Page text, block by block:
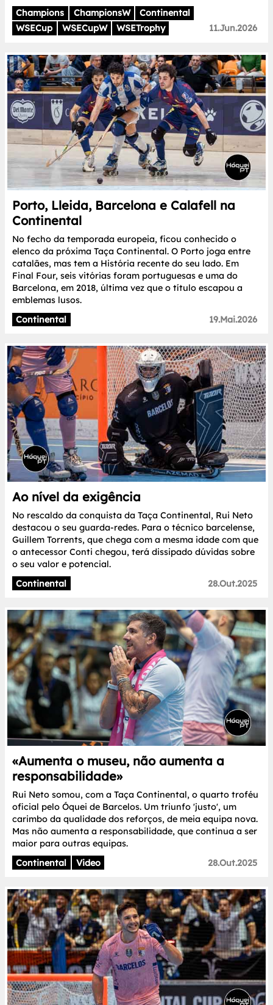
Champions
ChampionsW
Continental
WSECup
WSECupW WSETrophy 11.Jun.2026
Porto, Lleida, Barcelona e Calafell na
Continental
No fecho da temporada europeia, ficou conhecido o
elenco da próxima Taça Continental. O Porto joga entre
catalães, mas tem a História recente do seu lado. Em
Final Four, seis vitórias foram portuguesas e uma do
Barcelona, em 2018, última vez que o título escapou a
emblemas lusos.
Continental
19.Mai.2026
Ao nível da exigência
No rescaldo da conquista da Taça Continental, Rui Neto
destacou o seu guarda-redes. Para o técnico barcelense,
Guillem Torrents, que chega com a mesma idade com que
o antecessor Conti chegou, terá dissipado dúvidas sobre
o seu valor e potencial.
Continental
28.Out.2025
«Aumenta o museu, não aumenta a
responsabilidade»
Rui Neto somou, com a Taça Continental, o quarto troféu
oficial pelo Óquei de Barcelos. Um triunfo 'justo', um
carimbo da qualidade dos reforços, de meia equipa nova.
Mas não aumenta a responsabilidade, que continua a ser
maior para outras equipas.
Continental
Video 28.Out.2025